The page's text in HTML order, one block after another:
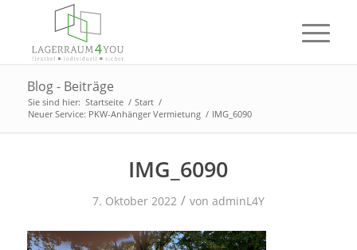
Blog - Beiträge
Sie sind hier: Startseite / Start /
Neuer Service: PKW-Anhänger Vermietung / IMG_6090
IMG_6090
7. Oktober 2022 / von adminL4Y